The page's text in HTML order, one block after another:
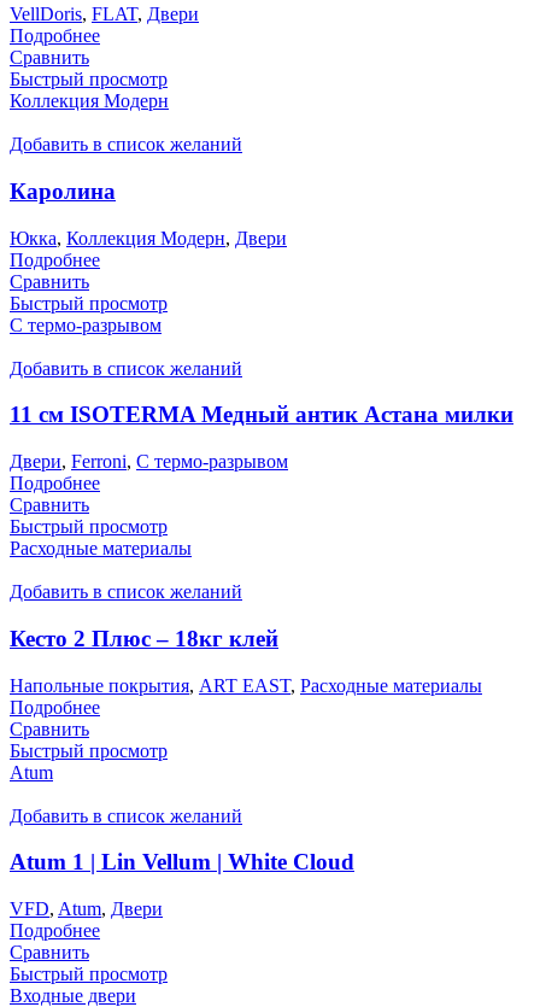
VellDoris, FLAT, Двери
Подробнее
Сравнить
Быстрый просмотр
Коллекция Модерн
Добавить в список желаний
Каролина
Юкка, Коллекция Модерн, Двери
Подробнее
Сравнить
Быстрый просмотр
С термо-разрывом
Добавить в список желаний
11 см ISOTERMA Медный антик Астана милки
Двери, Ferroni, С термо-разрывом
Подробнее
Сравнить
Быстрый просмотр
Расходные материалы
Добавить в список желаний
Кесто 2 Плюс – 18кг клей
Напольные покрытия, ART EAST, Расходные материалы
Подробнее
Сравнить
Быстрый просмотр
Atum
Добавить в список желаний
Atum 1 | Lin Vellum | White Cloud
VFD, Atum, Двери
Подробнее
Сравнить
Быстрый просмотр
Входные двери